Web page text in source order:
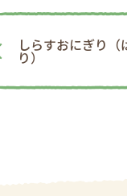
しらすおにぎり（
り）